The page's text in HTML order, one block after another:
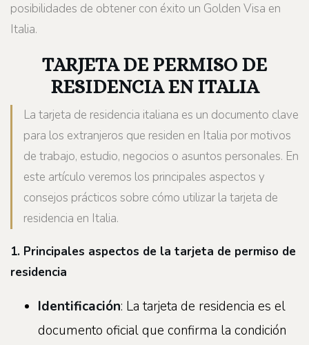
posibilidades de obtener con éxito un Golden Visa en
Italia.
TARJETA DE PERMISO DE
RESIDENCIA EN ITALIA
La tarjeta de residencia italiana es un documento clave
para los extranjeros que residen en Italia por motivos
de trabajo, estudio, negocios o asuntos personales. En
este artículo veremos los principales aspectos y
consejos prácticos sobre cómo utilizar la tarjeta de
residencia en Italia.
1. Principales aspectos de la tarjeta de permiso de
residencia
Identificación: La tarjeta de residencia es el
documento oficial que confirma la condición